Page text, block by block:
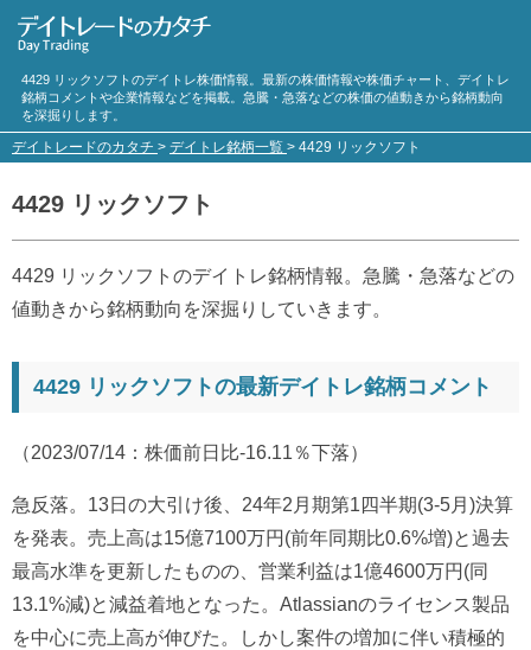
4429 リックソフトのデイトレ株価情報。最新の株価情報や株価チャート、デイトレ
銘柄コメントや企業情報などを掲載。急騰・急落などの株価の値動きから銘柄動向
を深掘りします。
デイトレードのカタチ > デイトレ銘柄一覧 > 4429 リックソフト
4429 リックソフト
4429 リックソフトのデイトレ銘柄情報。急騰・急落などの
値動きから銘柄動向を深掘りしていきます。
4429 リックソフトの最新デイトレ銘柄コメント
（2023/07/14：株価前日比-16.11％下落）
急反落。13日の大引け後、24年2月期第1四半期(3-5月)決算
を発表。売上高は15億7100万円(前年同期比0.6%増)と過去
最高水準を更新したものの、営業利益は1億4600万円(同
13.1%減)と減益着地となった。Atlassianのライセンス製品
を中心に売上高が伸びた。しかし案件の増加に伴い積極的